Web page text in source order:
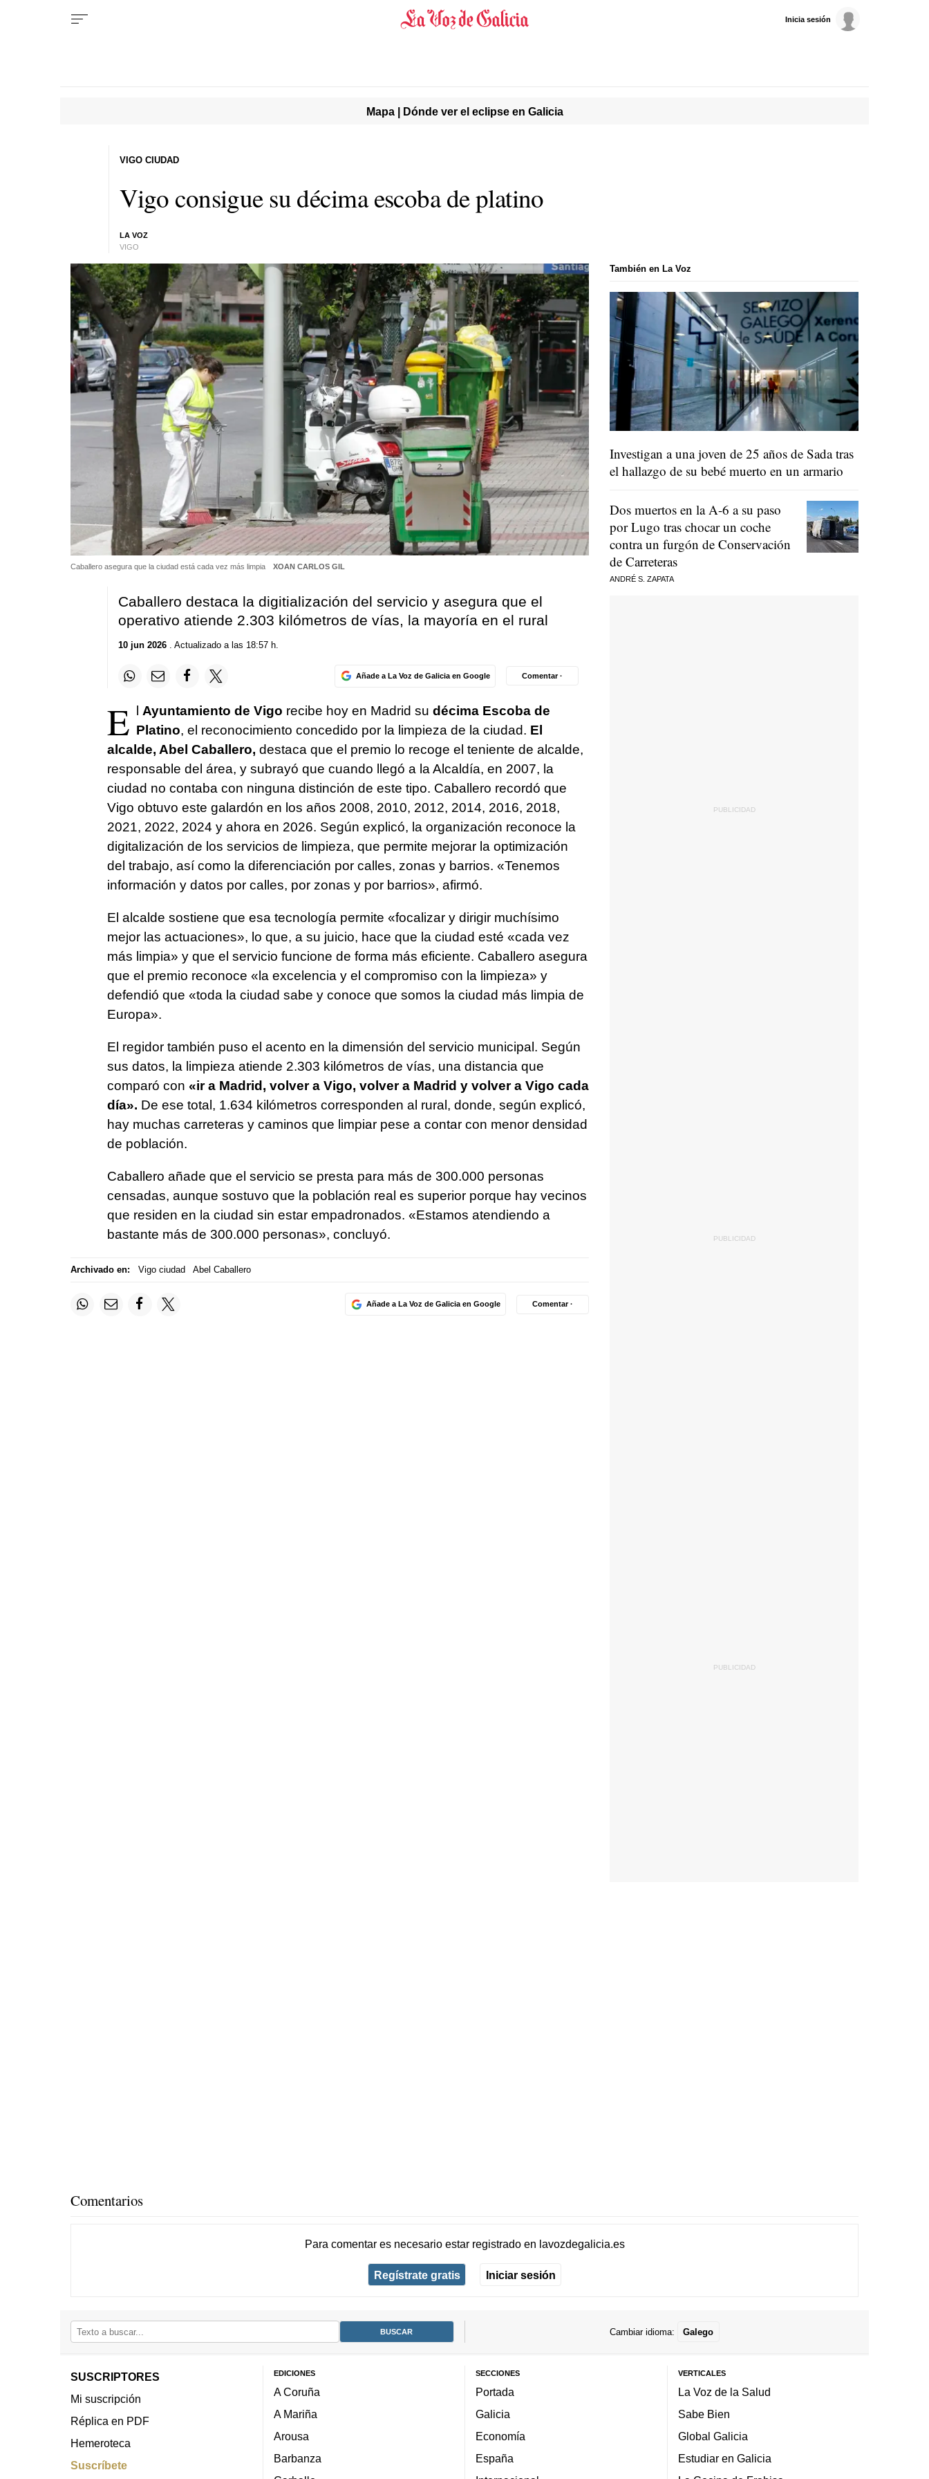
Inicia sesión
Mapa | Dónde ver el eclipse en Galicia
Vigo consigue su décima escoba de platino
LA VOZ
VIGO
VIGO CIUDAD
Caballero asegura que la ciudad está cada vez más limpia XOAN CARLOS GIL
Caballero destaca la digitialización del servicio y asegura que el
operativo atiende 2.303 kilómetros de vías, la mayoría en el rural
10 jun 2026. Actualizado a las 18:57 h.
Añade a La Voz de Galicia en Google Comentar ·
E l Ayuntamiento de Vigo recibe hoy en Madrid su décima Escoba de
Platino, el reconocimiento concedido por la limpieza de la ciudad. El
alcalde, Abel Caballero, destaca que el premio lo recoge el teniente de alcalde,
responsable del área, y subrayó que cuando llegó a la Alcaldía, en 2007, la
ciudad no contaba con ninguna distinción de este tipo. Caballero recordó que
Vigo obtuvo este galardón en los años 2008, 2010, 2012, 2014, 2016, 2018,
2021, 2022, 2024 y ahora en 2026. Según explicó, la organización reconoce la
digitalización de los servicios de limpieza, que permite mejorar la optimización
del trabajo, así como la diferenciación por calles, zonas y barrios. «Tenemos
información y datos por calles, por zonas y por barrios», afirmó.
El alcalde sostiene que esa tecnología permite «focalizar y dirigir muchísimo
mejor las actuaciones», lo que, a su juicio, hace que la ciudad esté «cada vez
más limpia» y que el servicio funcione de forma más eficiente. Caballero asegura
que el premio reconoce «la excelencia y el compromiso con la limpieza» y
defendió que «toda la ciudad sabe y conoce que somos la ciudad más limpia de
Europa».
El regidor también puso el acento en la dimensión del servicio municipal. Según
sus datos, la limpieza atiende 2.303 kilómetros de vías, una distancia que
comparó con «ir a Madrid, volver a Vigo, volver a Madrid y volver a Vigo cada
día». De ese total, 1.634 kilómetros corresponden al rural, donde, según explicó,
hay muchas carreteras y caminos que limpiar pese a contar con menor densidad
de población.
Caballero añade que el servicio se presta para más de 300.000 personas
censadas, aunque sostuvo que la población real es superior porque hay vecinos
que residen en la ciudad sin estar empadronados. «Estamos atendiendo a
bastante más de 300.000 personas», concluyó.
Archivado en: Vigo ciudad Abel Caballero
Añade a La Voz de Galicia en Google Comentar ·
También en La Voz
Investigan a una joven de 25 años de Sada tras
el hallazgo de su bebé muerto en un armario
Dos muertos en la A-6 a su paso
por Lugo tras chocar un coche
contra un furgón de Conservación
de Carreteras
ANDRÉ S. ZAPATA
Comentarios
Para comentar es necesario estar registradoen lavozdegalicia.es
Regístrate gratis Iniciar sesión
Cambiar idioma: Galego
SUSCRIPTORES
Mi suscripción
Réplica en PDF
Hemeroteca
Suscríbete
EDICIONES
A Coruña
A Mariña
Arousa
Barbanza
SECCIONES
Portada
Galicia
Economía
España
VERTICALES
La Voz de la Salud
Sabe Bien
Global Galicia
Estudiar en Galicia